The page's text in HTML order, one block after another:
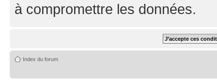
à compromettre les données.
Index du forum